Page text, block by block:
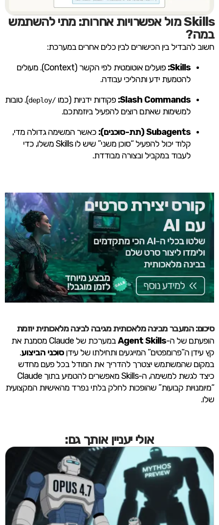
Skills מול אפשרויות אחרות: מתי להשתמש
במה?
חשוב להבדיל בין הכישורים לבין כלים אחרים במערכת:
Skills:
פועלים אוטומטית לפי הקשר (Context). מעולים
להטמעת ידע ותהליכי עבודה.
Slash Commands: פקודות ידניות (כמו /deploy
). טובות
למשימות שאתם רוצים להפעיל ביוזמתכם.
Subagents (תת-סוכנים):
כאשר המשימה גדולה מדי,
קלוד יכול להפעיל “סוכן משני” שיש לו Skills משלו, כדי
לעבוד במקביל ובצורה מבודדת.
סיכום: המעבר מבינה מלאכותית מגיבה לבינה מלאכותית יוזמת
הופעתם של ה-Agent Skills
במערכת של Claude מסמנת את
קץ עידן ה”פרומפטים” המייגעים ותחילתו של עידן סוכני הביצוע.
במקום שהמשתמש יצטרך להדריך את המודל בכל פעם מחדש
כיצד לגשת למשימה, ה-Skills מאפשרים להטמיע בתוך Claude
“מיומנויות קבועות” שהופכות לחלק בלתי נפרד מהאישיות המקצועית
שלו.
אולי יעניין אותך גם: